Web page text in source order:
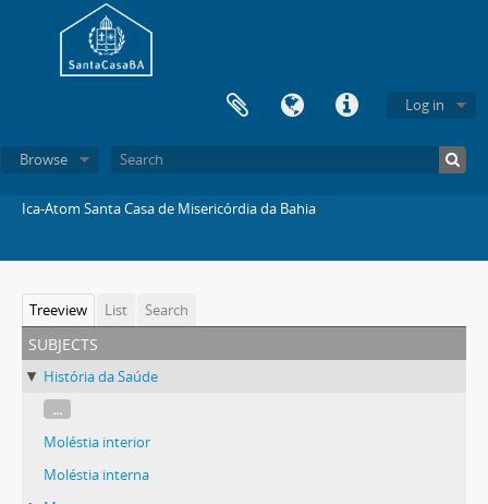
Log in
Browse
Ica-Atom Santa Casa de Misericórdia da Bahia
Treeview List Search
subjects
História da Saúde
...
Moléstia interior
Moléstia interna